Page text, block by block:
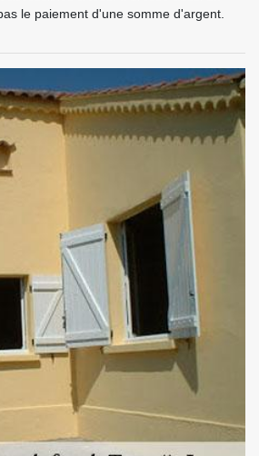
le paiement d'une somme d'argent.